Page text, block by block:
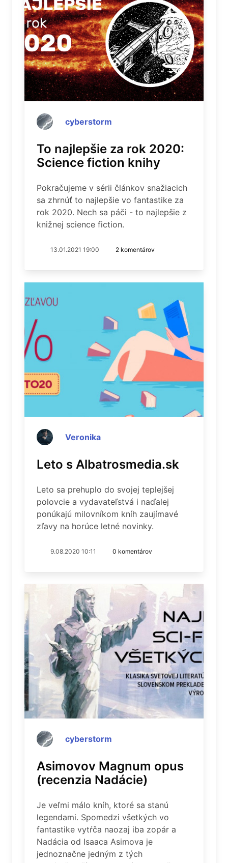
cyberstorm
To najlepšie za rok 2020:
Science fiction knihy
Pokračujeme v sérii článkov snažiacich
sa zhrnúť to najlepšie vo fantastike za
rok 2020. Nech sa páči - to najlepšie z
knižnej science fiction.
13.01.2021 19:00 2 komentárov
Veronika
Leto s Albatrosmedia.sk
Leto sa prehuplo do svojej teplejšej
polovcie a vydavateľstvá i naďalej
ponúkajú milovníkom kníh zaujímavé
zľavy na horúce letné novinky.
9.08.2020 10:11 0 komentárov
cyberstorm
Asimovov Magnum opus
(recenzia Nadácie)
Je veľmi málo kníh, ktoré sa stanú
legendami. Spomedzi všetkých vo
fantastike vytŕča naozaj iba zopár a
Nadácia od Isaaca Asimova je
jednoznačne jedným z tých